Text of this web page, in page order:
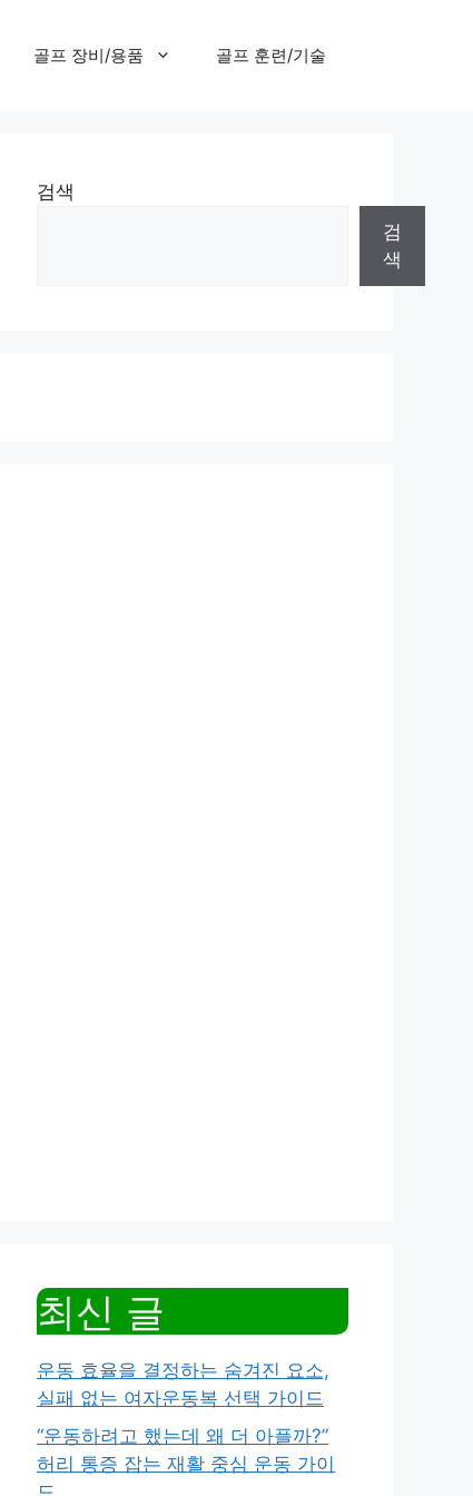
골프 장비/용품 골프 훈련/기술
검색
검
색
최신 글
운동 효율을 결정하는 숨겨진 요소,
실패 없는 여자운동복 선택 가이드
“운동하려고 했는데 왜 더 아플까?”
허리 통증 잡는 재활 중심 운동 가이
드